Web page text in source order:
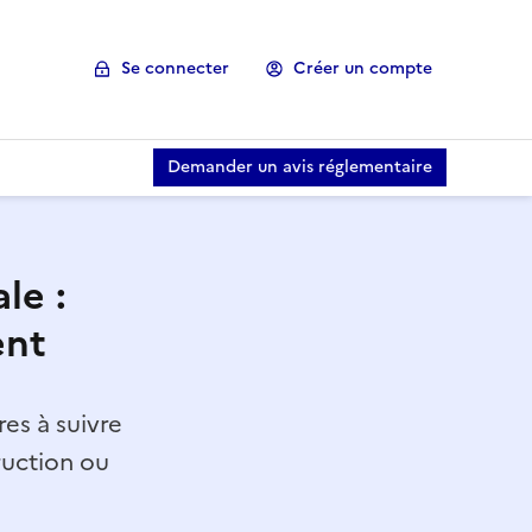
Se connecter Créer un compte
Demander un avis réglementaire
:
à suivre
ou